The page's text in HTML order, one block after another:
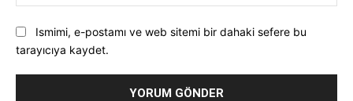
Ismimi, e-postamı ve web sitemi bir dahaki sefere bu
tarayıcıya kaydet.